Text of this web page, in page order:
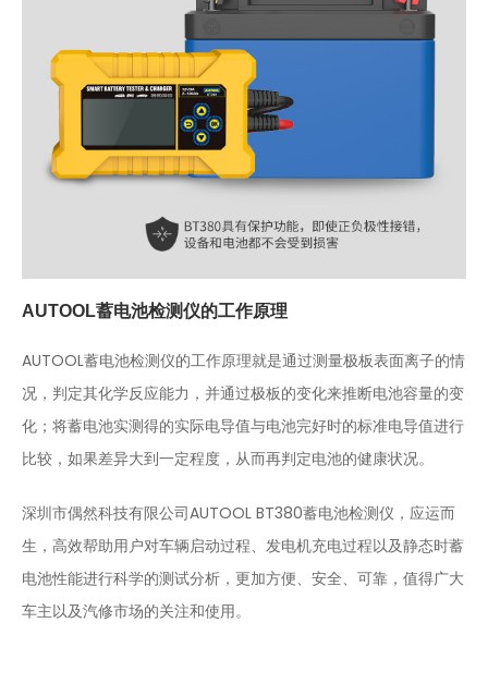
AUTOOL蓄电池检测仪的工作原理
AUTOOL蓄电池检测仪的工作原理就是通过测量极板表面离子的情
况，判定其化学反应能力，并通过极板的变化来推断电池容量的变
化；将蓄电池实测得的实际电导值与电池完好时的标准电导值进行
比较，如果差异大到一定程度，从而再判定电池的健康状况。
深圳市偶然科技有限公司AUTOOL BT380蓄电池检测仪，应运而
生，高效帮助用户对车辆启动过程、发电机充电过程以及静态时蓄
电池性能进行科学的测试分析，更加方便、安全、可靠，值得广大
车主以及汽修市场的关注和使用。